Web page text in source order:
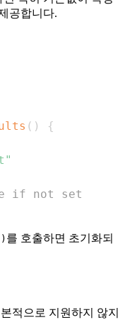
공합니다.
( )
{
if not set
를 호출하면 초기화되
적으로 지원하지 않지